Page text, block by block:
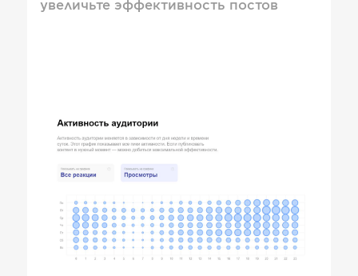
увеличьте эффективность постов